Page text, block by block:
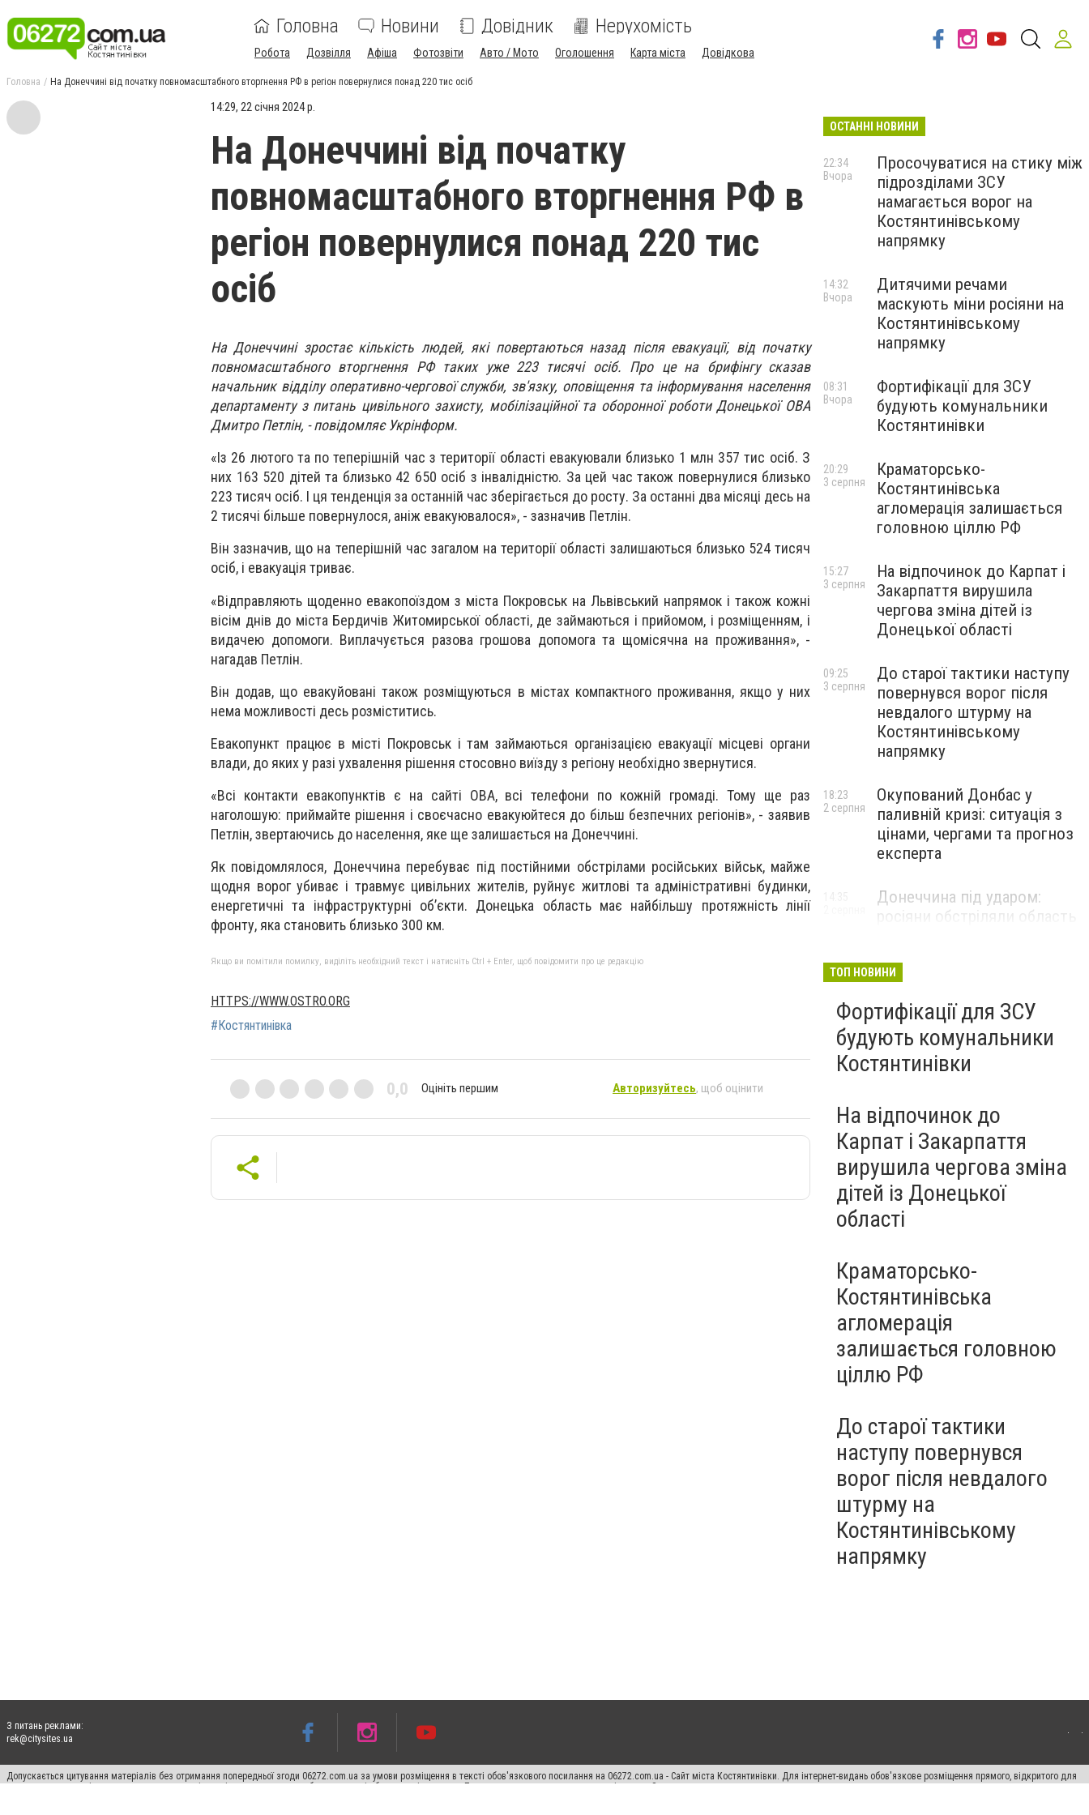
Головна Новини Довідник Нерухомість
Робота Дозвілля Афіша Фотозвіти Авто / Мото Оголошення Карта міста Довідкова
Головна На Донеччині від початку повномасштабного вторгнення РФ в регіон повернулися понад 220 тис осіб
14:29, 22 січня 2024 р.
На Донеччині від початку
повномасштабного вторгнення РФ в
регіон повернулися понад 220 тис
осіб
На Донеччині зростає кількість людей, які повертаються назад після евакуації, від початку
повномасштабного вторгнення РФ таких уже 223 тисячі осіб. Про це на брифінгу сказав
начальник відділу оперативно-чергової служби, зв'язку, оповіщення та інформування населення
департаменту з питань цивільного захисту, мобілізаційної та оборонної роботи Донецької ОВА
Дмитро Петлін, - повідомляє Укрінформ.
«Із 26 лютого та по теперішній час з території області евакуювали близько 1 млн 357 тис осіб. З
них 163 520 дітей та близько 42 650 осіб з інвалідністю. За цей час також повернулися близько
223 тисяч осіб. І ця тенденція за останній час зберігається до росту. За останні два місяці десь на
2 тисячі більше повернулося, аніж евакуювалося», - зазначив Петлін.
Він зазначив, що на теперішній час загалом на території області залишаються близько 524 тисяч
осіб, і евакуація триває.
«Відправляють щоденно евакопоїздом з міста Покровськ на Львівський напрямок і також кожні
вісім днів до міста Бердичів Житомирської області, де займаються і прийомом, і розміщенням, і
видачею допомоги. Виплачується разова грошова допомога та щомісячна на проживання», -
нагадав Петлін.
Він додав, що евакуйовані також розміщуються в містах компактного проживання, якщо у них
нема можливості десь розміститись.
Евакопункт працює в місті Покровськ і там займаються організацією евакуації місцеві органи
влади, до яких у разі ухвалення рішення стосовно виїзду з регіону необхідно звернутися.
«Всі контакти евакопунктів є на сайті ОВА, всі телефони по кожній громаді. Тому ще раз
наголошую: приймайте рішення і своєчасно евакуюйтеся до більш безпечних регіонів», - заявив
Петлін, звертаючись до населення, яке ще залишається на Донеччині.
Як повідомлялося, Донеччина перебуває під постійними обстрілами російських військ, майже
щодня ворог убиває і травмує цивільних жителів, руйнує житлові та адміністративні будинки,
енергетичні та інфраструктурні об’єкти. Донецька область має найбільшу протяжність лінії
фронту, яка становить близько 300 км.
Якщо ви помітили помилку, виділіть необхідний текст і натисніть Ctrl + Enter, щоб повідомити про це редакцію
HTTPS://WWW.OSTRO.ORG
#Костянтинівка
0,0 Оцініть першим Авторизуйтесь, щоб оцінити
ОСТАННІ НОВИНИ
Просочуватися на стику між
підрозділами ЗСУ
намагається ворог на
Костянтинівському
напрямку
22:34
Вчора
Дитячими речами
маскують міни росіяни на
Костянтинівському
напрямку
14:32
Вчора
Фортифікації для ЗСУ
будують комунальники
Костянтинівки
08:31
Вчора
Краматорсько-
Костянтинівська
агломерація залишається
головною ціллю РФ
20:29
3 серпня
На відпочинок до Карпат і
Закарпаття вирушила
чергова зміна дітей із
Донецької області
15:27
3 серпня
До старої тактики наступу
повернувся ворог після
невдалого штурму на
Костянтинівському
напрямку
09:25
3 серпня
Окупований Донбас у
паливній кризі: ситуація з
цінами, чергами та прогноз
експерта
18:23
2 серпня
Донеччина під ударом:
росіяни обстріляли область
ТОП НОВИНИ
Фортифікації для ЗСУ
будують комунальники
Костянтинівки
На відпочинок до
Карпат і Закарпаття
вирушила чергова зміна
дітей із Донецької
області
Краматорсько-
Костянтинівська
агломерація
залишається головною
ціллю РФ
До старої тактики
наступу повернувся
ворог після невдалого
штурму на
Костянтинівському
напрямку
З питань реклами:
rek@citysites.ua
Допускається цитування матеріалів без отримання попередньої згоди 06272.com.ua за умови розміщення в тексті обов'язкового посилання на 06272.com.ua - Сайт міста Костянтинівки. Для інтернет-видань обов'язкове розміщення прямого, відкритого для
пошукових систем гіперпосилання на цитовані статті не нижче другого абзацу в тексті або в якості джерела. Порушення виняткових прав переслідується Законом.